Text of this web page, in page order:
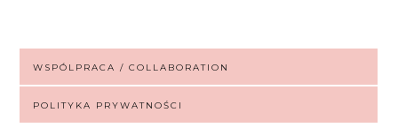
WSPÓLPRACA / COLLABORATION
POLITYKA PRYWATNOŚCI